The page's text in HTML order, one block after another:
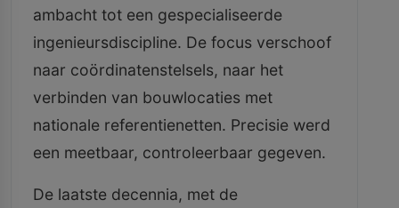
ambacht tot een gespecialiseerde
ingenieursdiscipline. De focus verschoof
naar coördinatenstelsels, naar het
verbinden van bouwlocaties met
nationale referentienetten. Precisie werd
een meetbaar, controleerbaar gegeven.
De laatste decennia, met de